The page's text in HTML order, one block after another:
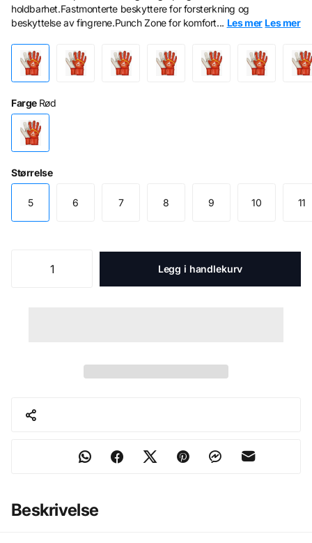
holdbarhet.Fastmonterte beskyttere for forsterkning og
beskyttelse av fingrene.Punch Zone for komfort... Les mer Les mer
Farge Rød
Størrelse
5 6 7 8 9 10 11
Legg i handlekurv
Beskrivelse